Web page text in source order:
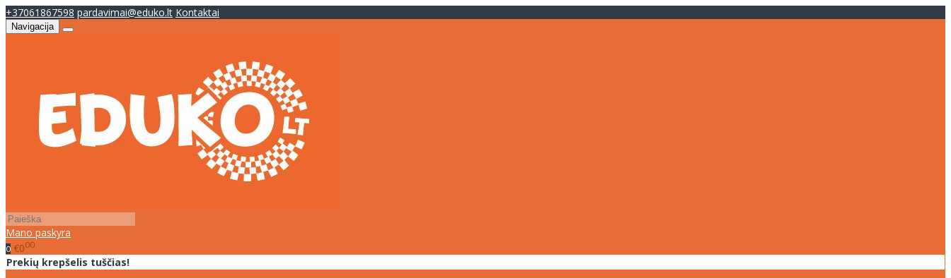
+37061867598 pardavimai@eduko.lt Kontaktai
Navigacija
Mano paskyra
0 €000
Prekių krepšelis tuščias!